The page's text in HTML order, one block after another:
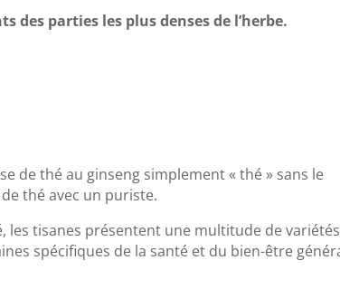
des parties les plus denses de l’herbe.
de thé au ginseng simplement « thé » sans le
thé avec un puriste.
les tisanes présentent une multitude de
spécifiques de la santé et du bien-être